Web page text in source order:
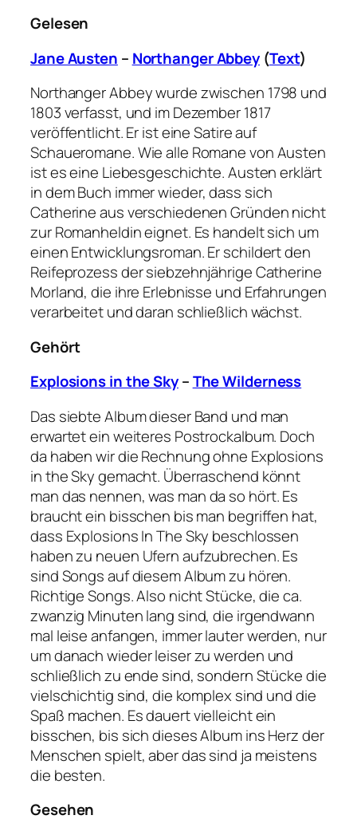
Gelesen
Jane Austen – Northanger Abbey (Text)
Northanger Abbey wurde zwischen 1798 und
1803 verfasst, und im Dezember 1817
veröffentlicht. Er ist eine Satire auf
Schaueromane. Wie alle Romane von Austen
ist es eine Liebesgeschichte. Austen erklärt
in dem Buch immer wieder, dass sich
Catherine aus verschiedenen Gründen nicht
zur Romanheldin eignet. Es handelt sich um
einen Entwicklungsroman. Er schildert den
Reifeprozess der siebzehnjährige Catherine
Morland, die ihre Erlebnisse und Erfahrungen
verarbeitet und daran schließlich wächst.
Gehört
Explosions in the Sky–The Wilderness
Das siebte Album dieser Band und man
erwartet ein weiteres Postrockalbum. Doch
da haben wir die Rechnung ohne Explosions
in the Sky gemacht. Überraschend könnt
man das nennen, was man da so hört. Es
braucht ein bisschen bis man begriffen hat,
dass Explosions In The Sky beschlossen
haben zu neuen Ufern aufzubrechen. Es
sind Songs auf diesem Album zu hören.
Richtige Songs. Also nicht Stücke, die ca.
zwanzig Minuten lang sind, die irgendwann
mal leise anfangen, immer lauter werden, nur
um danach wieder leiser zu werden und
schließlich zu ende sind, sondern Stücke die
vielschichtig sind, die komplex sind und die
Spaß machen. Es dauert vielleicht ein
bisschen, bis sich dieses Album ins Herz der
Menschen spielt, aber das sind ja meistens
die besten.
Gesehen